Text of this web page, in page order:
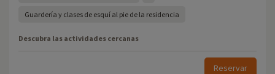
Guardería y clases de esquí al pie de la residencia
Descubra las actividades cercanas
Reservar